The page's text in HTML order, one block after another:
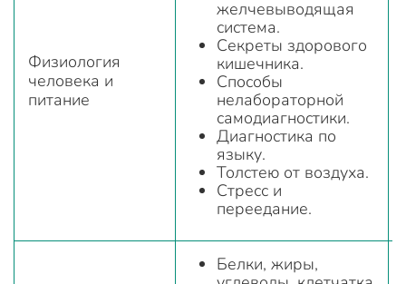
Физиология
человека и
питание
желчевыводящая
система.
Секреты здорового
кишечника.
Способы
нелабораторной
самодиагностики.
Диагностика по
языку.
Толстею от воздуха.
Стресс и
переедание.
Белки, жиры,